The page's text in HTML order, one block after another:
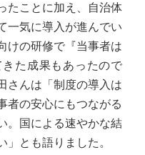
たことに加え、自治体
一気に導入が進んでい
けの研修で『当事者は
た成果もあったので
さんは「制度の導入は
者の安心にもつながる
。国による速やかな結
とも語りました。